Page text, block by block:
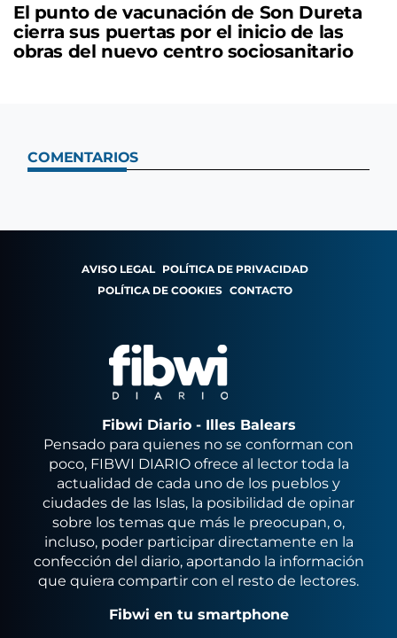
El punto de vacunación de Son Dureta
cierra sus puertas por el inicio de las
obras del nuevo centro sociosanitario
COMENTARIOS
AVISO LEGAL POLÍTICA DE PRIVACIDAD
POLÍTICA DE COOKIES CONTACTO
Fibwi Diario - Illes Balears
Pensado para quienes no se conforman con
poco, FIBWI DIARIO ofrece al lector toda la
actualidad de cada uno de los pueblos y
ciudades de las Islas, la posibilidad de opinar
sobre los temas que más le preocupan, o,
incluso, poder participar directamente en la
confección del diario, aportando la información
que quiera compartir con el resto de lectores.
Fibwi en tu smartphone